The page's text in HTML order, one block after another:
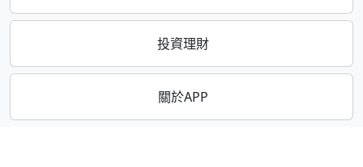
投資理財
關於APP